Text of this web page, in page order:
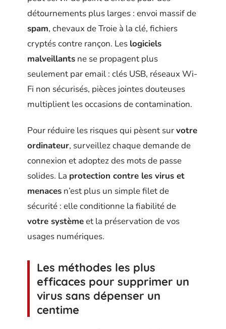
détournements plus larges : envoi massif de
spam, chevaux de Troie à la clé, fichiers
cryptés contre rançon. Les logiciels
malveillants ne se propagent plus
seulement par email : clés USB, réseaux Wi-
Fi non sécurisés, pièces jointes douteuses
multiplient les occasions de contamination.
Pour réduire les risques qui pèsent survotre
ordinateur, surveillez chaque demande de
connexion et adoptez des mots de passe
solides. La protection contre les virus et
menaces n’est plus un simple filet de
sécurité : elle conditionne la fiabilité de
votre systèmeet la préservation de vos
usages numériques.
Les méthodes les plus
efficaces pour supprimer un
virus sans dépenser un
centime